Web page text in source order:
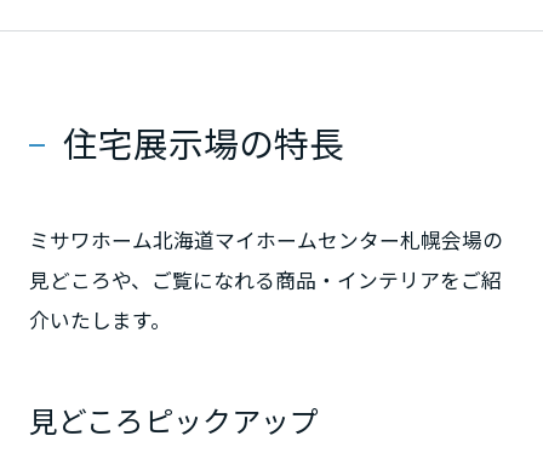
の地球環境も見つめた先進の技術。暮らしを、人生
住宅展示場の特長
ミサワホーム北海道マイホームセンター札幌会場の
見どころや、ご覧になれる商品・インテリアをご紹
介いたします。
見どころピックアップ
近畿エリア
京都府
大阪府